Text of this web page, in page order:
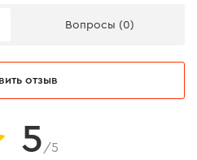
Вопросы (0)
отзыв
5 /5